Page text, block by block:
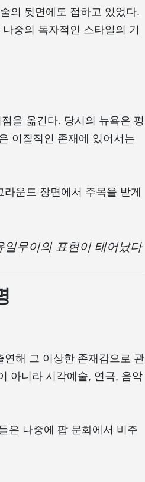
의 뒷면에도 접하고 있었다.
중의 독자적인 스타일의 기
을 옮긴다. 당시의 뉴욕은 펑
이질적인 존재에 있어서는
운드 장면에서 주목을 받게
무이의 표현이 태어났다
연해 그 이상한 존재감으로 관
아니라 시각예술, 연극, 음악
은 나중에 팝 문화에서 비주